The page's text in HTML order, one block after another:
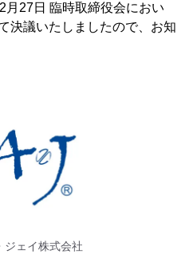
月27日 臨時取締役会におい
決議いたしましたので、お知
ジェイ株式会社